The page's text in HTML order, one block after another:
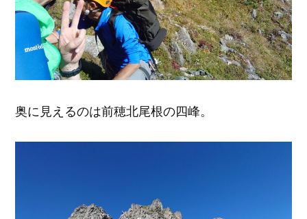
奥に見えるのは前穂北尾根の四峰。